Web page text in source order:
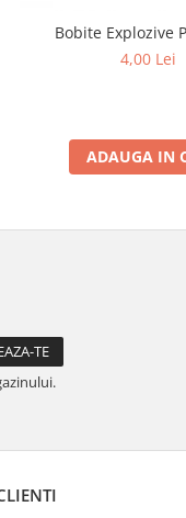
Bobite Explozive
4,00 Lei
ADAUGA IN